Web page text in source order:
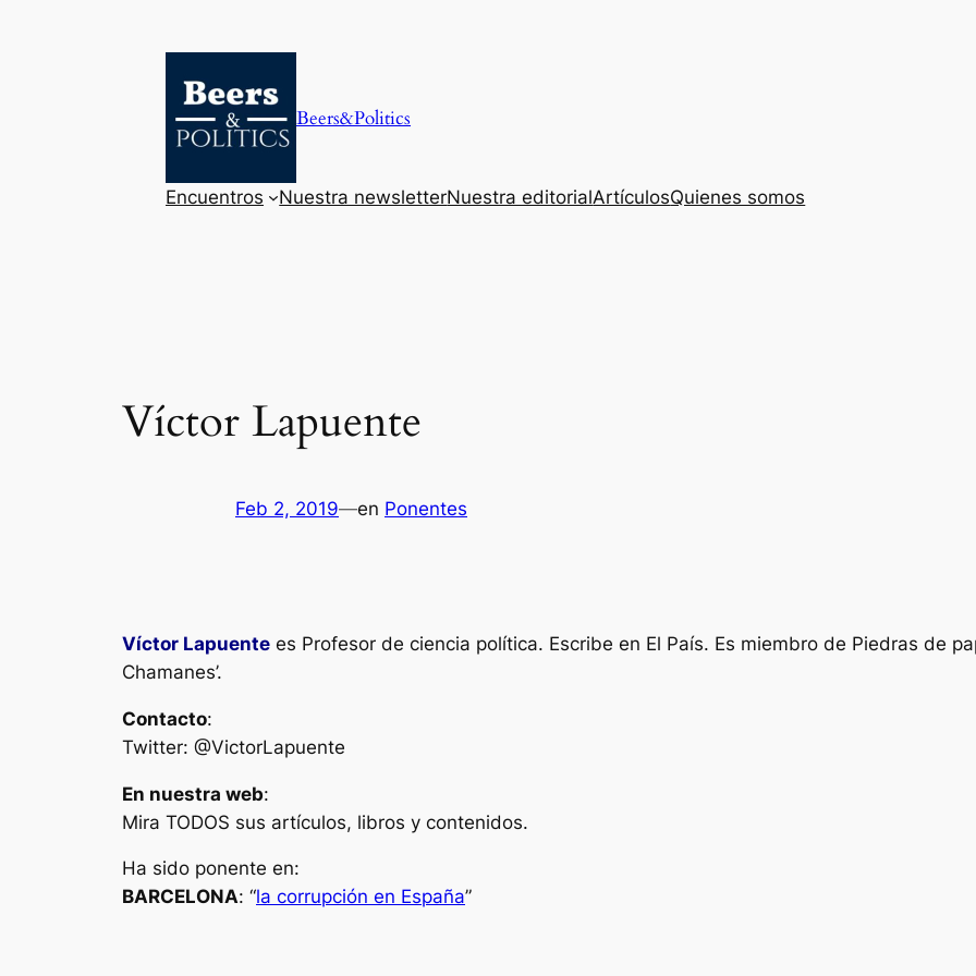
Beers&Politics
Encuentros Nuestra newsletterNuestra editorialArtículosQuienes somos
Víctor Lapuente
Feb 2, 2019—en Ponentes
Víctor Lapuente es Profesor de ciencia política. Escribe en El País. Es miembro de Piedras de
Chamanes’.
Contacto:
Twitter: @VictorLapuente
En nuestra web:
Mira TODOS sus artículos, libros y contenidos.
Ha sido ponente en:
BARCELONA: “la corrupción en España”